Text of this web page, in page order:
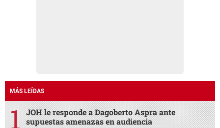
MÁS LEÍDAS
JOH le responde a Dagoberto Aspra ante
supuestas amenazas en audiencia